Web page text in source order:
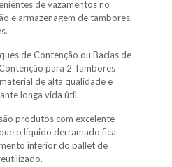
de vazamentos no
e armazenagem de tambores,
de Contenção ou Bacias de
para 2 Tambores
de alta qualidade e
longa vida útil.
produtos com excelente
o líquido derramado fica
inferior do pallet de